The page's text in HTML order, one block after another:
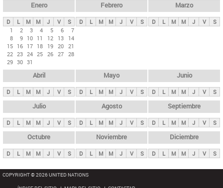
ds
p
n
i
p
a
l
s
Enero
D L M M J V
S
1
2 3 4 5 6
7
8
9 10 11 12 13
14
15 16 17 18 19 20 21
22 23 24 25 26 27 28
29 30 31
Febrero
D L M M J V S
Marzo
D L M M J V S
Abril
D L M M J V S
Mayo
D L M M J V S
Junio
D L M M J V S
Julio
D L M M J V S
Agosto
D L M M J V S
Septiembre
D L M M J V S
Octubre
D L M M J V S
Noviembre
D L M M J V S
Diciembre
D L M M J V S
COPYRIGHT © 2026 UNITED NATIONS